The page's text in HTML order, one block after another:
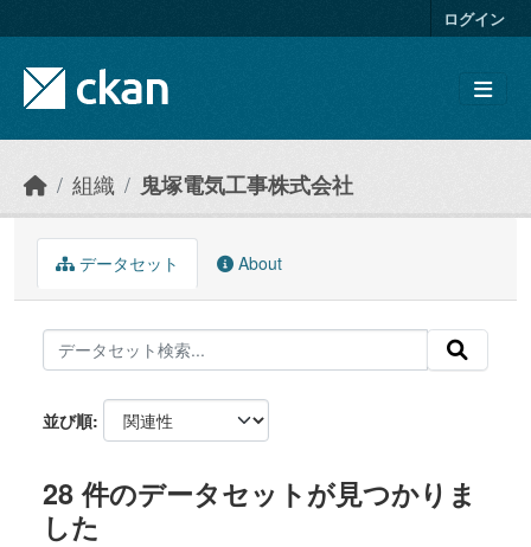
ログイン
組織 鬼塚電気工事株式会社
データセット About
並び順
28 件のデータセットが見つかりま
した